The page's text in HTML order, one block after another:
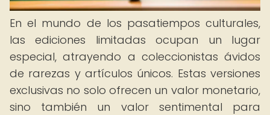
En el mundo de los pasatiempos culturales,
las ediciones limitadas ocupan un lugar
especial, atrayendo a coleccionistas ávidos
de rarezas y artículos únicos. Estas versiones
exclusivas no solo ofrecen un valor monetario,
sino también un valor sentimental para